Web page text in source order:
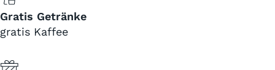
Gratis Getränke
gratis Kaffee